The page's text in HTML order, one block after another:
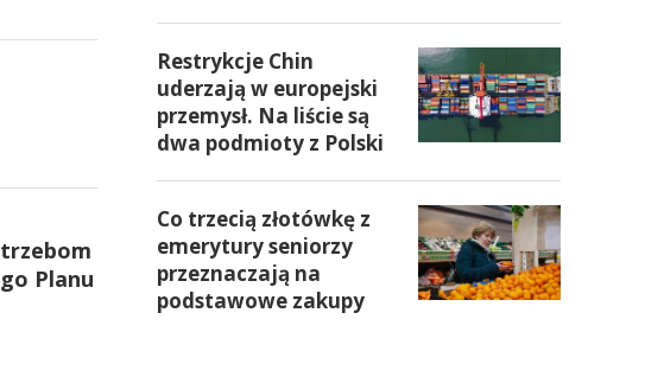
Planu
Restrykcje Chin
uderzają w europejski
przemysł. Na liście są
dwa podmioty z Polski
Co trzecią złotówkę z
emerytury seniorzy
przeznaczają na
podstawowe zakupy